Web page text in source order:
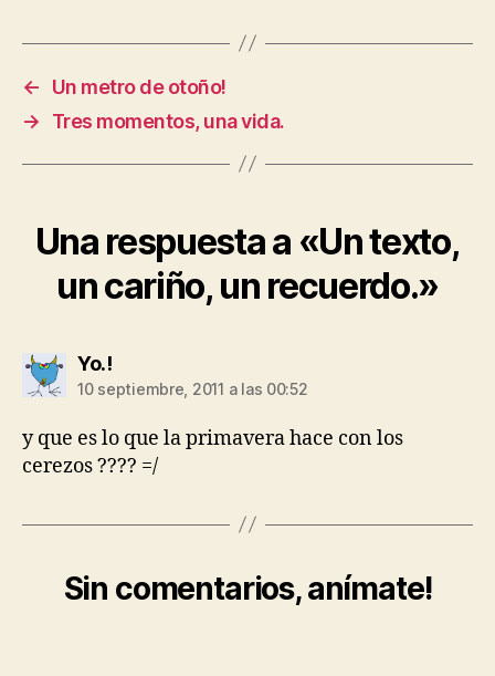
←
Un metro de otoño!
→
Tres momentos, una vida.
Una respuesta a «Un texto,
un cariño, un recuerdo.»
Yo.!dice:
10 septiembre, 2011 a las 00:52
y que es lo que la primavera hace con los
cerezos ???? =/
Sin comentarios, anímate!